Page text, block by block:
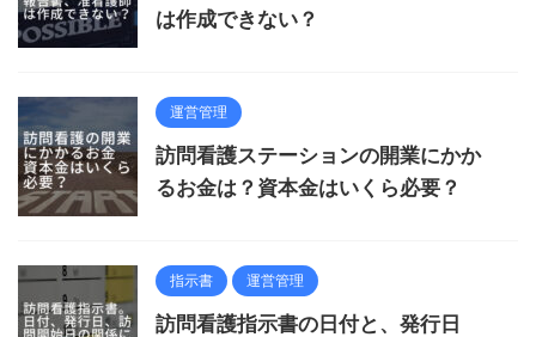
は作成できない？
運営管理
訪問看護ステーションの開業にかか
るお金は？資本金はいくら必要？
指示書 運営管理
訪問看護指示書の日付と、発行日